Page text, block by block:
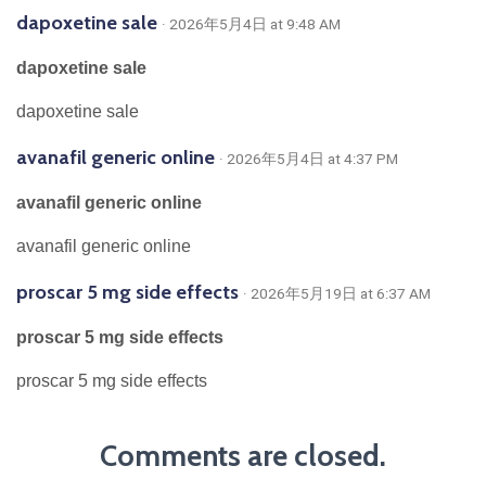
dapoxetine sale · 2026年5月4日 at 9:48 AM
dapoxetine sale
dapoxetine sale
avanafil generic online · 2026年5月4日 at 4:37 PM
avanafil generic online
avanafil generic online
proscar 5 mg side effects · 2026年5月19日 at 6:37 AM
proscar 5 mg side effects
proscar 5 mg side effects
Comments are closed.